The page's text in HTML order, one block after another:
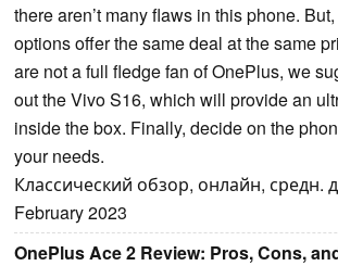
there aren’t many flaws in this phone.
options offer the same deal at the same
are not a full fledge fan of OnePlus, we
out the Vivo S16, which will provide an
inside the box. Finally, decide on the
your needs.
Классический обзор, онлайн, средн.
February 2023
OnePlus Ace 2 Review: Pros, Cons,